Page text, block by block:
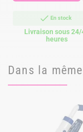
En stock
Livraison sous 24/
heures
Dans la